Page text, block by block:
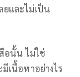
ยและไม่เป็น
อนั้น ไม่ใช่
เนื้อหาอย่างไร